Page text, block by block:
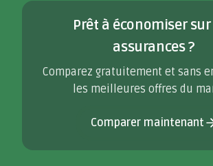
Prêt à économiser sur
assurances ?
Comparez gratuitement et sans
les meilleures offres du
Comparer maintenant